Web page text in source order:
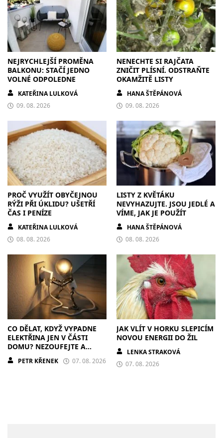
NEJRYCHLEJŠÍ PROMĚNA
BALKONU: STAČÍ JEDNO
VOLNÉ ODPOLEDNE
KATEŘINA LULKOVÁ
09. 08. 2026
NENECHTE SI RAJČATA
ZNIČIT PLÍSNÍ. ODSTRAŇTE
OKAMŽITĚ LISTY
HANA ŠTĚPÁNOVÁ
09. 08. 2026
PROČ VYUŽÍT OBYČEJNOU
RÝŽI PŘI ÚKLIDU? UŠETŘÍ
ČAS I PENÍZE
KATEŘINA LULKOVÁ
08. 08. 2026
LISTY Z KVĚTÁKU
NEVYHAZUJTE. JSOU JEDLÉ A
VÍME, JAK JE POUŽÍT
HANA ŠTĚPÁNOVÁ
08. 08. 2026
CO DĚLAT, KDYŽ VYPADNE
ELEKTŘINA JEN V ČÁSTI
DOMU? NEZOUFEJTE A
POSTUPUJTE S CHLADNOU
HLAVOU
PETR KŘENEK 07. 08. 2026
JAK VLÍT V HORKU SLEPICÍM
NOVOU ENERGII DO ŽIL
LENKA STRAKOVÁ
07. 08. 2026